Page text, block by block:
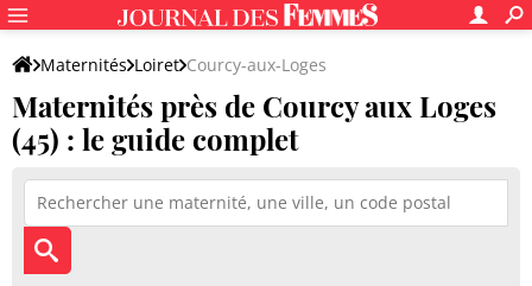
Maternités Loiret Courcy-aux-Loges
Maternités près de Courcy aux Loges
(45) : le guide complet